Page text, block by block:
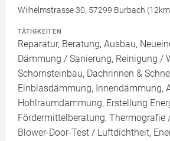
Wilhelmstrasse 30, 57299 Burbach
TÄTIGKEITEN
Reparatur, Beratung, Ausbau,
Dämmung / Sanierung, Reinigung /
Schornsteinbau, Dachrinnen &
Einblasdämmung, Innendämmung,
Hohlraumdämmung, Erstellung
Fördermittelberatung, Thermografie
Blower-Door-Test / Luftdichtheit,